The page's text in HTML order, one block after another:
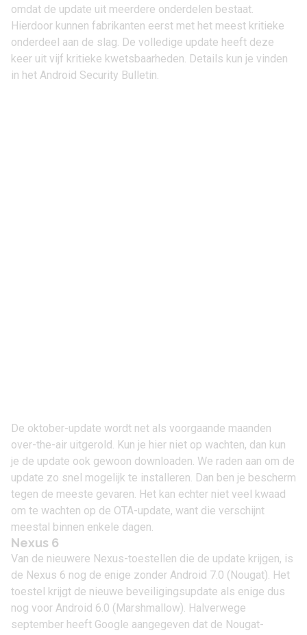
omdat de update uit meerdere onderdelen bestaat.
Hierdoor kunnen fabrikanten eerst met het meest kritieke
onderdeel aan de slag. De volledige update heeft deze
keer uit vijf kritieke kwetsbaarheden. Details kun je vinden
in het Android Security Bulletin.
De oktober-update wordt net als voorgaande maanden
over-the-air uitgerold. Kun je hier niet op wachten, dan kun
je de update ook gewoon downloaden. We raden aan om de
update zo snel mogelijk te installeren. Dan ben je bescherm
tegen de meeste gevaren. Het kan echter niet veel kwaad
om te wachten op de OTA-update, want die verschijnt
meestal binnen enkele dagen.
Nexus 6
Van de nieuwere Nexus-toestellen die de update krijgen, is
de Nexus 6 nog de enige zonder Android 7.0 (Nougat). Het
toestel krijgt de nieuwe beveiligingsupdate als enige dus
nog voor Android 6.0 (Marshmallow). Halverwege
september heeft Google aangegeven dat de Nougat-